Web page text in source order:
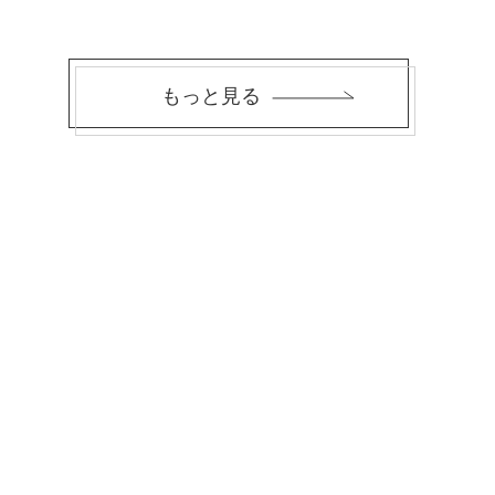
もっと見る